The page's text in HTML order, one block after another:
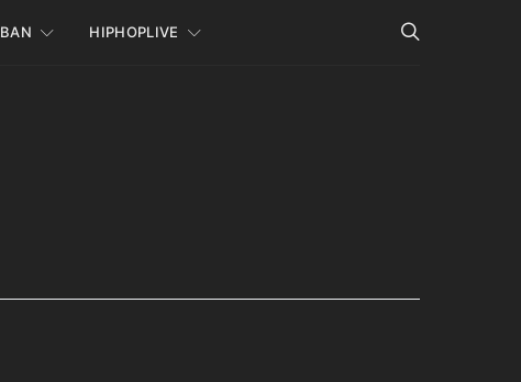
HIPHOPLIVE